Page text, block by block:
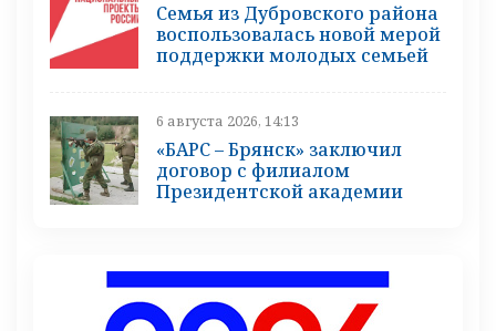
Семья из Дубровского района
воспользовалась новой мерой
поддержки молодых семьей
6 августа 2026, 14:13
«БАРС – Брянск» заключил
договор с филиалом
Президентской академии